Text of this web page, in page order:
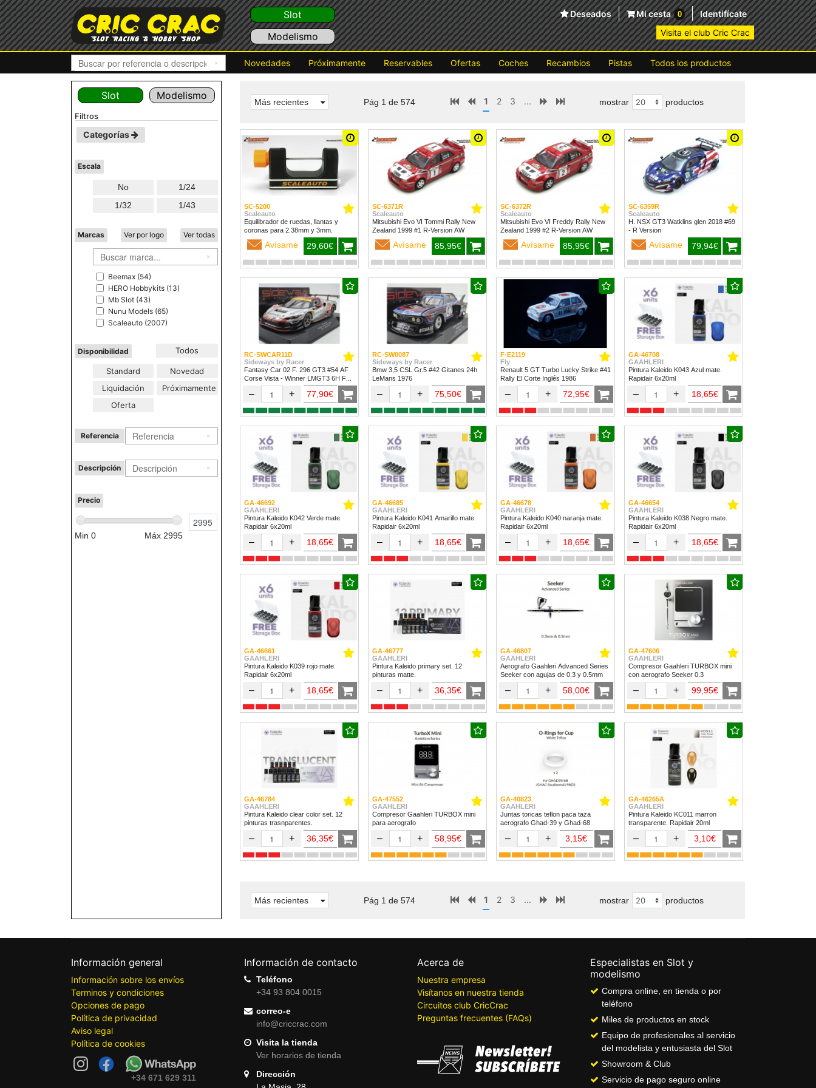
Slot
Modelismo
Deseados Mi cesta 0
Identifícate
Visita el club Cric Crac
Novedades Próximamente Reservables Ofertas Coches Recambios Pistas Todos los productos
Slot Modelismo
filtros
Categorías
Escala
No
1/24
1/32
1/43
Marcas Ver por logo Ver todas
Beemax (54)
HERO Hobbykits (13)
Mb Slot (43)
Nunu Models (65)
Scaleauto (2007)
Disponibilidad Todos
Standard
Novedad
Liquidación
Próximamente
Oferta
Referencia
Descripción
Precio
Min 0 Máx 2995
Más recientes Pág 1 de 574 1 2 3 ... mostrar productos
SC-5200
Scaleauto
Equilibrador de ruedas, llantas y
coronas para 2.38mm y 3mm.
Avísame 29,60€
SC-6371R
Scaleauto
Mitsubishi Evo VI Tommi Rally New
Zealand 1999 #1 R-Version AW
Avísame 85,95€
SC-6372R
Scaleauto
Mitsubishi Evo VI Freddy Rally New
Zealand 1999 #2 R-Version AW
Avísame 85,95€
SC-6359R
Scaleauto
H. NSX GT3 Watklins glen 2018 #69
- R Version
Avísame 79,94€
RC-SWCAR11D
Sideways by Racer
Fantasy Car 02 F. 296 GT3 #54 AF
Corse Vista - Winner LMGT3 6H Fuji
– + 77,90€
RC-SW0087
Sideways by Racer
Bmw 3,5 CSL Gr.5 #42 Gitanes 24h
LeMans 1976
– + 75,50€
F-E2119
Fly
Renault 5 GT Turbo Lucky Strike #41
Rally El Corte Inglés 1986
– + 72,95€
GA-46708
GAAHLERI
Pintura Kaleido K043 Azul mate.
Rapidair 6x20ml
– + 18,65€
GA-46692
GAAHLERI
Pintura Kaleido K042 Verde mate.
Rapidair 6x20ml
– + 18,65€
GA-46685
GAAHLERI
Pintura Kaleido K041 Amarillo mate.
Rapidair 6x20ml
– + 18,65€
GA-46678
GAAHLERI
Pintura Kaleido K040 naranja mate.
Rapidair 6x20ml
– + 18,65€
GA-46654
GAAHLERI
Pintura Kaleido K038 Negro mate.
Rapidair 6x20ml
– + 18,65€
GA-46661
GAAHLERI
Pintura Kaleido K039 rojo mate.
Rapidair 6x20ml
– + 18,65€
GA-46777
GAAHLERI
Pintura Kaleido primary set. 12
pinturas matte.
– + 36,35€
GA-46807
GAAHLERI
Aerografo Gaahleri Advanced Series
Seeker con agujas de 0.3 y 0.5mm
– + 58,00€
GA-47606
GAAHLERI
Compresor Gaahleri TURBOX mini
con aerografo Seeker 0.3
– + 99,95€
GA-46784
GAAHLERI
Pintura Kaleido clear color set. 12
pinturas trasnparentes.
– + 36,35€
GA-47552
GAAHLERI
Compresor Gaahleri TURBOX mini
para aerografo
– + 58,95€
GA-40823
GAAHLERI
Juntas toricas teflon paca taza
aerografo Ghad-39 y Ghad-68
– + 3,15€
GA-46265A
GAAHLERI
Pintura Kaleido KC011 marron
transparente. Rapidair 20ml
– + 3,10€
Más recientes Pág 1 de 574 1 2 3 ... mostrar productos
Información general
Información sobre los envíos
Terminos y condiciones
Opciones de pago
Política de privacidad
Aviso legal
Política de cookies
+34 671 629 311
Información de contacto
Teléfono
+34 93 804 0015
correo-e
info@criccrac.com
Visita la tienda
Ver horarios de tienda
Dirección
Acerca de
Nuestra empresa
Visítanos en nuestra tienda
Circuitos club CricCrac
Preguntas frecuentes (FAQs)
Especialistas en Slot y
modelismo
Compra online, en tienda o por
teléfono
Miles de productos en stock
Equipo de profesionales al servicio
del modelista y entusiasta del Slot
Showroom & Club
Servicio de pago seguro online